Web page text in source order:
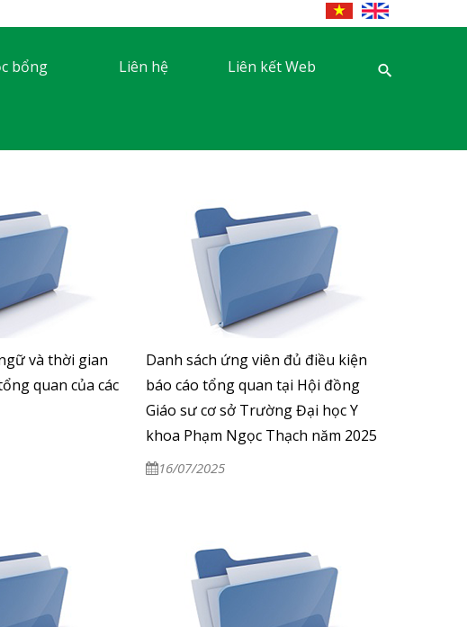
bổng Liên hệ Liên kết Web
và thời gian
quan của các
Danh sách ứng viên đủ điều kiện
báo cáo tổng quan tại Hội đồng
Giáo sư cơ sở Trường Đại học Y
khoa Phạm Ngọc Thạch năm 2025
16/07/2025